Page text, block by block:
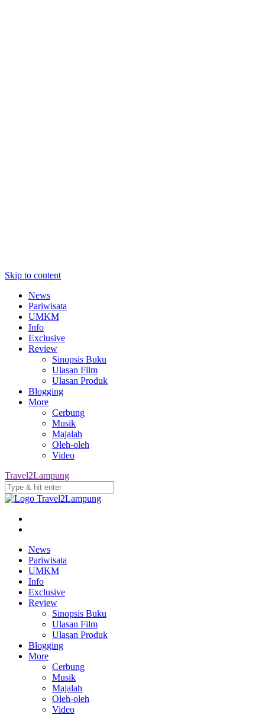
Skip to content
News
Pariwisata
UMKM
Info
Exclusive
Review
Sinopsis Buku
Ulasan Film
Ulasan Produk
Blogging
More
Cerbung
Musik
Majalah
Oleh-oleh
Video
Travel2Lampung
News
Pariwisata
UMKM
Info
Exclusive
Review
Sinopsis Buku
Ulasan Film
Ulasan Produk
Blogging
More
Cerbung
Musik
Majalah
Oleh-oleh
Video